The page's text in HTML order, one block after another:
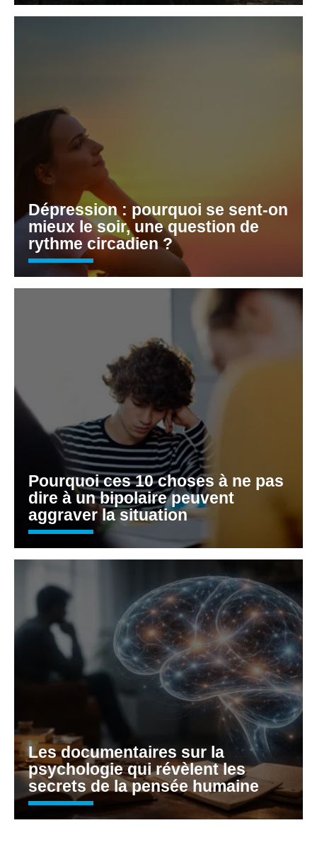
Dépression : pourquoi se sent-on
mieux le soir, une question de
rythme circadien ?
Pourquoi ces 10 choses à ne pas
dire à un bipolaire peuvent
aggraver la situation
Les documentaires sur la
psychologie qui révèlent les
secrets de la pensée humaine